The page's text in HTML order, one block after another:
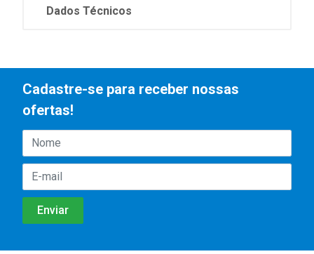
Dados Técnicos
Cadastre-se para receber nossas
ofertas!